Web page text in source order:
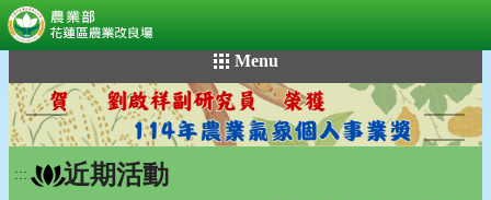
到
主
要
內
容
Menu
::: 近期活動